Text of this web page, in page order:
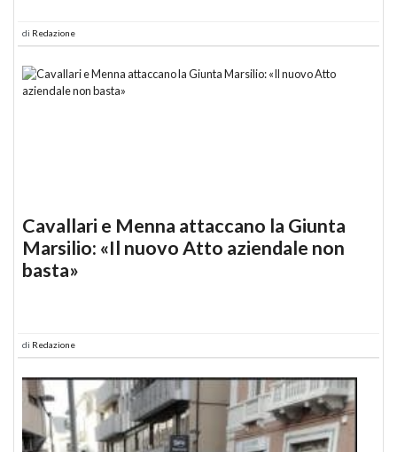
di Redazione
Cavallari e Menna attaccano la Giunta
Marsilio: «Il nuovo Atto aziendale non
basta»
di Redazione